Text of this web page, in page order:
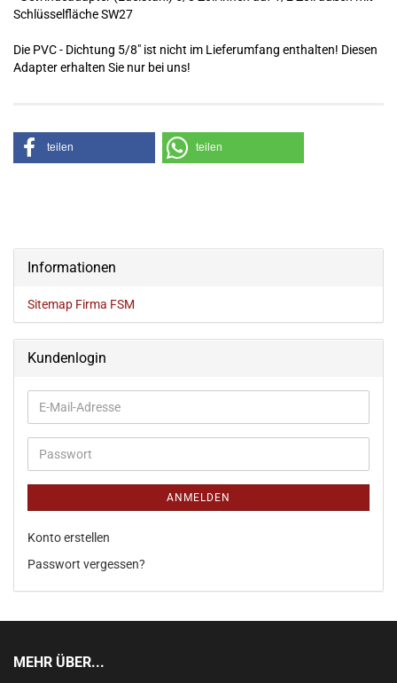
Schlüsselfläche SW27
Die PVC - Dichtung 5/8" ist nicht im Lieferumfang enthalten! Diesen
Adapter erhalten Sie nur bei uns!
teilen teilen
Informationen
Sitemap Firma FSM
Kundenlogin
ANMELDEN
Konto erstellen
Passwort vergessen?
MEHR ÜBER...